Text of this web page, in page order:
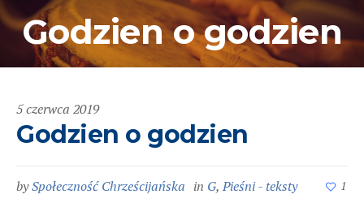
Godzien o godzien
5 czerwca 2019
Godzien o godzien
bySpołeczność Chrześcijańska in G,Pieśni - teksty 1